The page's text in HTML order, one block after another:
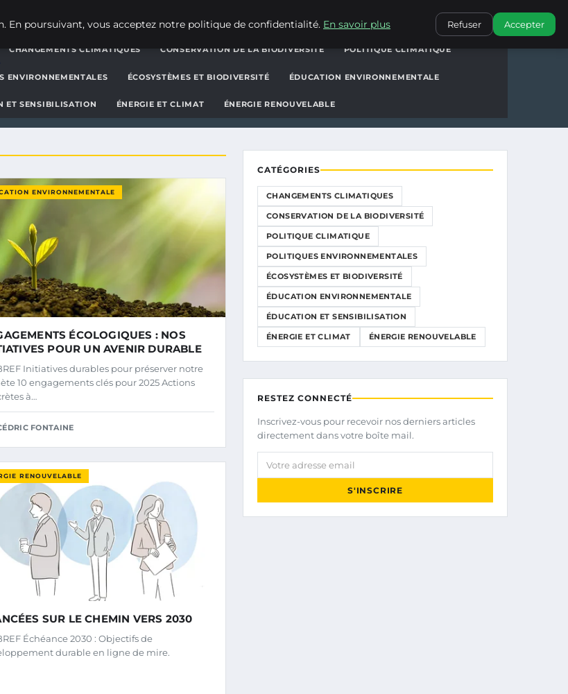
CONTACT
CHANGEMENTS CLIMATIQUES CONSERVATION DE LA BIODIVERSITÉ POLITIQUE CLIMATIQUE
ENVIRONNEMENTALES ÉCOSYSTÈMES ET BIODIVERSITÉ ÉDUCATION ENVIRONNEMENTALE
ET SENSIBILISATION ÉNERGIE ET CLIMAT ÉNERGIE RENOUVELABLE
ENVIRONNEMENTALE
ÉCOLOGIQUES : NOS
POUR UN AVENIR DURABLE
Initiatives durables pour préserver notre
10 engagements clés pour 2025 Actions
à…
FONTAINE
RENOUVELABLE
SUR LE CHEMIN VERS 2030
Échéance 2030 : Objectifs de
durable en ligne de mire.
CATÉGORIES
CHANGEMENTS CLIMATIQUES
CONSERVATION DE LA BIODIVERSITÉ
POLITIQUE CLIMATIQUE
POLITIQUES ENVIRONNEMENTALES
ÉCOSYSTÈMES ET BIODIVERSITÉ
ÉDUCATION ENVIRONNEMENTALE
ÉDUCATION ET SENSIBILISATION
ÉNERGIE ET CLIMAT ÉNERGIE RENOUVELABLE
RESTEZ CONNECTÉ
Inscrivez-vous pour recevoir nos derniers articles
directement dans votre boîte mail.
Votre adresse email
S'INSCRIRE
En poursuivant, vous acceptez notre politique de confidentialité. En savoir plus Refuser Accepter